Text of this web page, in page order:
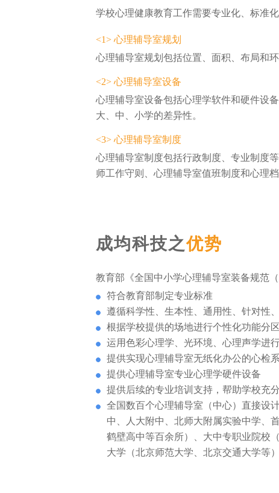
学校心理健康教育工作需要专业化、标准
<1> 心理辅导室规划
心理辅导室规划包括位置、面积、布局和
<2> 心理辅导室设备
心理辅导室设备包括心理学软件和硬件设
大、中、小学的差异性。
<3> 心理辅导室制度
心理辅导室制度包括行政制度、专业制度
师工作守则、心理辅导室值班制度和心理档
成均科技之优势
教育部《全国中小学心理辅导室装备规范
符合教育部制定专业标准
遵循科学性、生本性、通用性、针对性
根据学校提供的场地进行个性化功能分
运用色彩心理学、光环境、心理声学进
提供实现心理辅导室无纸化办公的心检
提供心理辅导室专业心理学硬件设备
提供后续的专业培训支持，帮助学校充
全国数百个心理辅导室（中心）直接设
中、人大附中、北师大附属实验中学、
鹤壁高中等百余所）、大中专职业院校
大学（北京师范大学、北京交通大学等